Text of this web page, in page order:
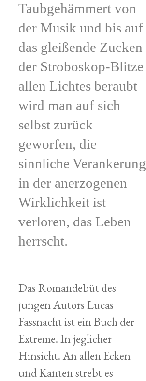
Taubgehämmert von
der Musik und bis auf
das gleißende Zucken
der Stroboskop-Blitze
allen Lichtes beraubt
wird man auf sich
selbst zurück
geworfen, die
sinnliche Verankerung
in der anerzogenen
Wirklichkeit ist
verloren, das Leben
herrscht.
Das Romandebüt des
jungen Autors Lucas
Fassnacht ist ein Buch der
Extreme. In jeglicher
Hinsicht. An allen Ecken
und Kanten strebt es